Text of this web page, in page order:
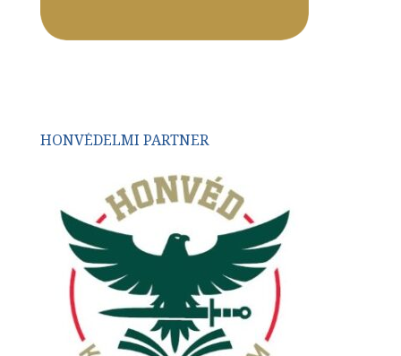
HONVÉDELMI PARTNER